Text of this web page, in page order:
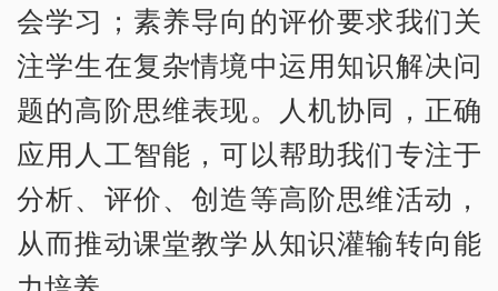
会学习；素养导向的评价要求我们关
注学生在复杂情境中运用知识解决问
题的高阶思维表现。人机协同，正确
应用人工智能，可以帮助我们专注于
分析、评价、创造等高阶思维活动，
从而推动课堂教学从知识灌输转向能